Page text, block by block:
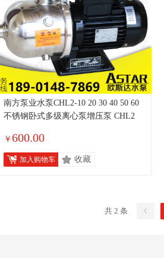
南方泵业水泵CHL2-10 20 30 40 50 60
不锈钢卧式多级离心泵增压泵 CHL2
￥ 600.00
加入购物车 收藏
共 2 条